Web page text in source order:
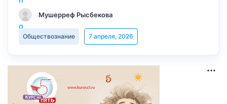
Мушерреф Рысбекова
Обществознание 7 апреля, 2026